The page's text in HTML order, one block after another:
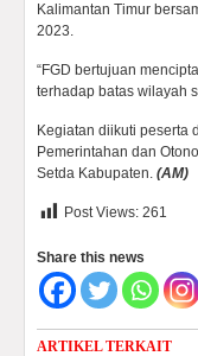
Kalimantan Timur
2023.
“FGD bertujuan
terhadap batas wilayah
Kegiatan diikuti peserta
Pemerintahan dan
Setda Kabupaten. (AM)
Post Views: 261
Share this news
ARTIKEL TERKAIT